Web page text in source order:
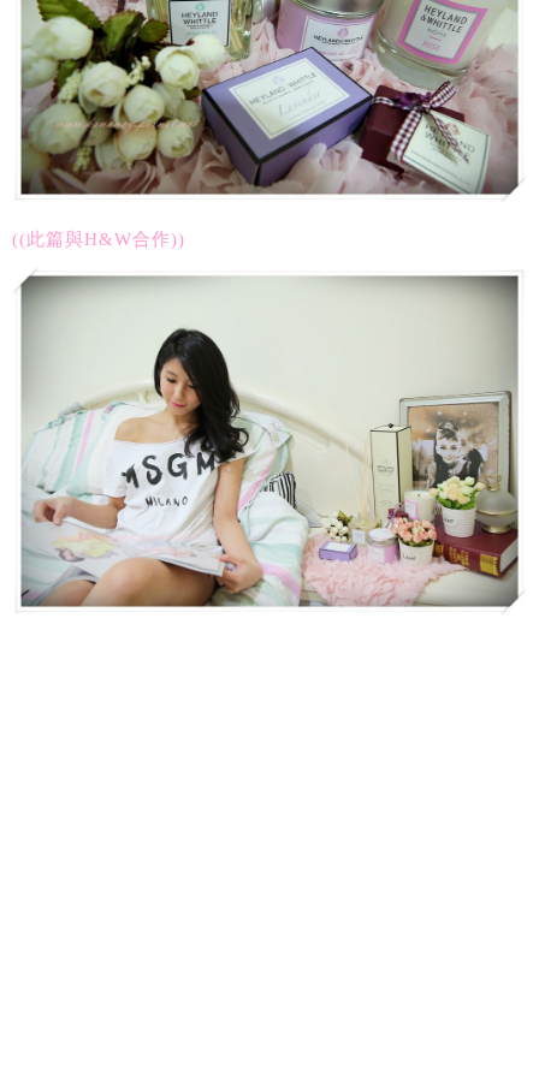
((此篇與H&W合作))